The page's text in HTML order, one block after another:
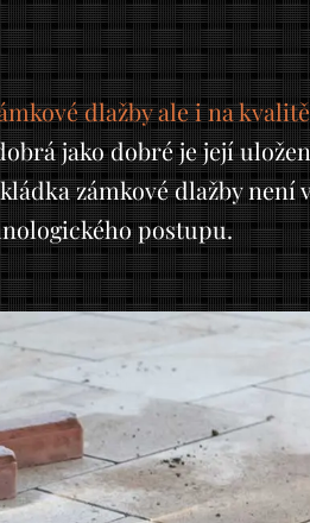
dlažby ale i na kvalitě
jako dobré je její
zámkové dlažby není
postupu.